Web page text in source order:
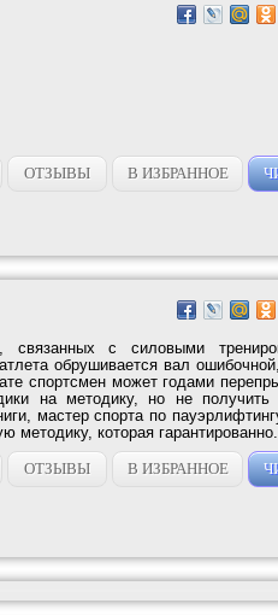
ОТЗЫВЫ В ИЗБРАННОЕ
связанных с силовыми
обрушивается вал
спортсмен может годами
на методику, но не получить
мастер спорта по
методику, которая гарантированно...
ОТЗЫВЫ В ИЗБРАННОЕ